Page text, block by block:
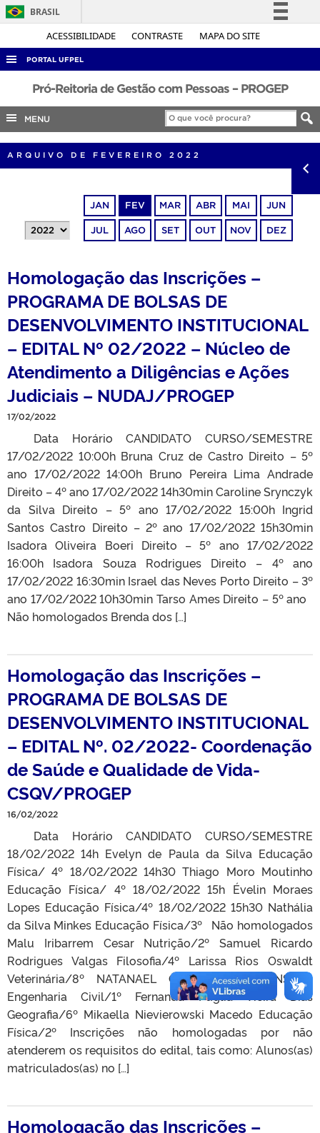
ACESSIBILIDADE CONTRASTE MAPA DO SITE
BRASIL
Simplifique!
Legislação
Canais
PORTAL UFPEL
ACESSO À INFORMAÇÃO
AUDITORIA
COBALTO
CONCURSOS
OUVIDORIA
TELEFONES
Pró-Reitoria de Gestão com Pessoas – PROGEP
MENU
ARQUIVO DE FEVEREIRO 2022
JAN FEV MAR ABR MAI JUN
JUL AGO SET OUT NOV DEZ
Homologação das Inscrições –
PROGRAMA DE BOLSAS DE
DESENVOLVIMENTO INSTITUCIONAL
– EDITAL Nº 02/2022 – Núcleo de
Atendimento a Diligências e Ações
Judiciais – NUDAJ/PROGEP
17/02/2022
Data Horário CANDIDATO CURSO/SEMESTRE
17/02/2022 10:00h Bruna Cruz de Castro Direito – 5º
ano 17/02/2022 14:00h Bruno Pereira Lima Andrade
Direito – 4º ano 17/02/2022 14h30min Caroline Srynczyk
da Silva Direito – 5º ano 17/02/2022 15:00h Ingrid
Santos Castro Direito – 2º ano 17/02/2022 15h30min
Isadora Oliveira Boeri Direito – 5º ano 17/02/2022
16:00h Isadora Souza Rodrigues Direito – 4º ano
17/02/2022 16:30min Israel das Neves Porto Direito – 3º
ano 17/02/2022 10h30min Tarso Ames Direito – 5º ano
Não homologados Brenda dos […]
Homologação das Inscrições –
PROGRAMA DE BOLSAS DE
DESENVOLVIMENTO INSTITUCIONAL
– EDITAL Nº. 02/2022- Coordenação
de Saúde e Qualidade de Vida-
CSQV/PROGEP
16/02/2022
Data Horário CANDIDATO CURSO/SEMESTRE
18/02/2022 14h Evelyn de Paula da Silva Educação
Física/ 4º 18/02/2022 14h30 Thiago Moro Moutinho
Educação Física/ 4º 18/02/2022 15h Évelin Moraes
Lopes Educação Física/4º 18/02/2022 15h30 Nathália
da Silva Minkes Educação Física/3º Não homologados
Malu Iribarrem Cesar Nutrição/2º Samuel Ricardo
Rodrigues Valgas Filosofia/4º Larissa Rios Oswaldt
Veterinária/8º NATANAEL OLIVEIRA DA FONSECA
Engenharia Civil/1º Fernanda Puglia Vieira Dias
Geografia/6º Mikaella Nievierowski Macedo Educação
Física/2º Inscrições não homologadas por não
atenderem os requisitos do edital, tais como: Alunos(as)
matriculados(as) no […]
Homologação das Inscrições –